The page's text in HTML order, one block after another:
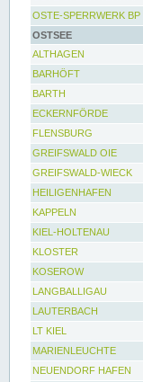
OSTE-SPERRWERK BP
OSTSEE
ALTHAGEN
BARHÖFT
BARTH
ECKERNFÖRDE
FLENSBURG
GREIFSWALD OIE
GREIFSWALD-WIECK
HEILIGENHAFEN
KAPPELN
KIEL-HOLTENAU
KLOSTER
KOSEROW
LANGBALLIGAU
LAUTERBACH
LT KIEL
MARIENLEUCHTE
NEUENDORF HAFEN